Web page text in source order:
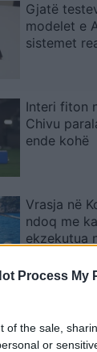
Process My
of the sale,
or
Gjatë
modelet e
sistemet
Interi fiton
Chivu
ende kohë
Vrasja në
ndoq me
ekzekutua
bashkë
kuqezi